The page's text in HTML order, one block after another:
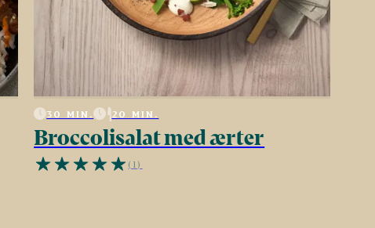
30 MIN. 20 MIN.
Broccolisalat med ærter
(1)